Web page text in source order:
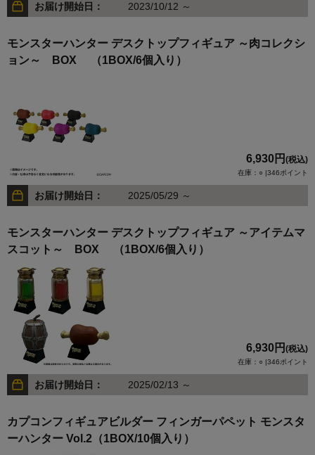
お届け開始日： 2023/10/12 ～
モンスターハンター デスクトップフィギュア ～肉コレクシ
ョン～ BOX （1BOX/6個入り）
6,930円 (税込)
在庫：○ |346ポイント
お届け開始日： 2025/05/29 ～
モンスターハンター デスクトップフィギュア ～アイテムマ
スコット～ BOX （1BOX/6個入り）
6,930円 (税込)
在庫：○ |346ポイント
お届け開始日： 2025/02/13 ～
カプコンフィギュアビルダー フィンガーパペット モンスタ
ーハンター Vol.2（1BOX/10個入り）